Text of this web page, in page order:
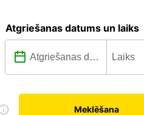
Atgriešanas datums un laiks
Meklēšana